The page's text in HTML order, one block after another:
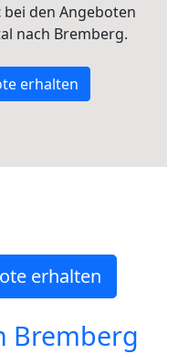
bei den Angeboten
nach Bremberg.
erhalten
erhalten
Bremberg